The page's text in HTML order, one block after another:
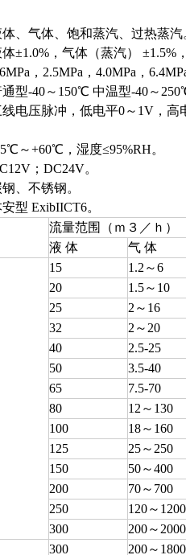
、气体、饱和蒸汽、过热蒸汽
±1.0%，气体（蒸汽） ±1.5%
，2.5MPa，4.0MPa，6.4MPa
型-40～150℃ 中温型-40～
电压脉冲，低电平0～1V，高
～+60℃，湿度≤95%RH。
；DC24V。
、不锈钢。
型 ExibIICT6。
流量范围（ｍ３／ｈ）
液 体
气 体
15 1.2～6
20
1.5～10
25
2～16
32
2～20
40
2.5-25
50
3.5-40
65
7.5-70
80
12～130
100
18～160
125
25～250
150
50～400
200
70～700
250
120～1200
300
200～2000
300 200～1800